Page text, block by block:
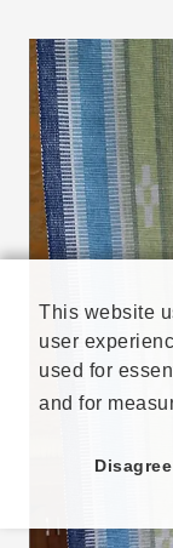
This website
user
used for
and for
Disagree